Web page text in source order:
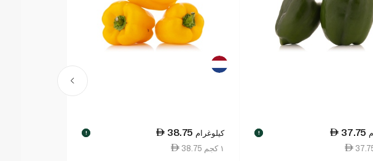
37.75
!
38.75 كيلوغرام !
38.75 ١ كجم